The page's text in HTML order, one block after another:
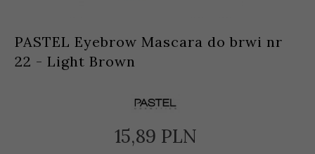
PASTEL Eyebrow Mascara do brwi nr
22 - Light Brown
15,89 PLN